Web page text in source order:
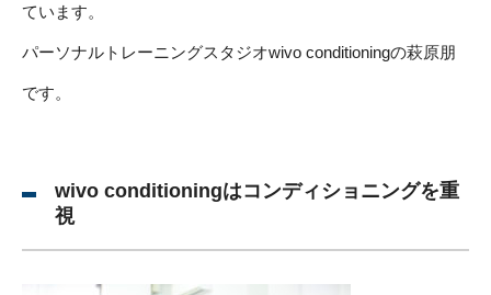
ています。
パーソナルトレーニングスタジオwivo conditioningの萩原朋
です。
wivo conditioningはコンディショニングを重
視